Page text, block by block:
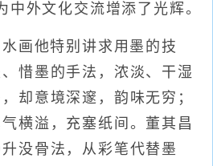
中外文化交流增添了光辉。
他特别讲求用墨的技
惜墨的手法，浓淡、干湿
却意境深邃，韵味无穷；
横溢，充塞纸间。董其昌
没骨法，从彩笔代替墨